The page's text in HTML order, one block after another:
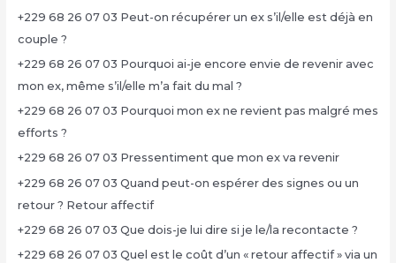
+229 68 26 07 03 Peut-on récupérer un ex s’il/elle est déjà en
couple ?
+229 68 26 07 03 Pourquoi ai-je encore envie de revenir avec
mon ex, même s’il/elle m’a fait du mal ?
+229 68 26 07 03 Pourquoi mon ex ne revient pas malgré mes
efforts ?
+229 68 26 07 03 Pressentiment que mon ex va revenir
+229 68 26 07 03 Quand peut-on espérer des signes ou un
retour ? Retour affectif
+229 68 26 07 03 Que dois-je lui dire si je le/la recontacte ?
+229 68 26 07 03 Quel est le coût d’un « retour affectif » via un